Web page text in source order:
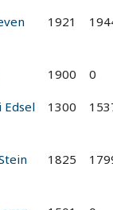
1921
1900 0
Edsel
1300
1825